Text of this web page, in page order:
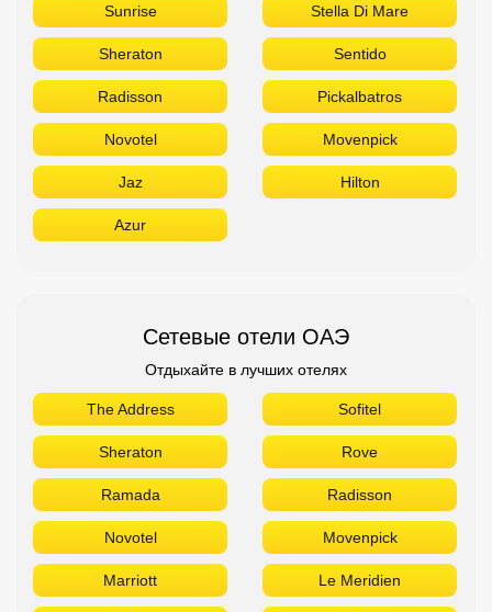
Sunrise Stella Di Mare
Sheraton Sentido
Radisson Pickalbatros
Novotel Movenpick
Jaz Hilton
Azur
Сетевые отели ОАЭ
Отдыхайте в лучших отелях
The Address Sofitel
Sheraton Rove
Ramada Radisson
Novotel Movenpick
Marriott Le Meridien